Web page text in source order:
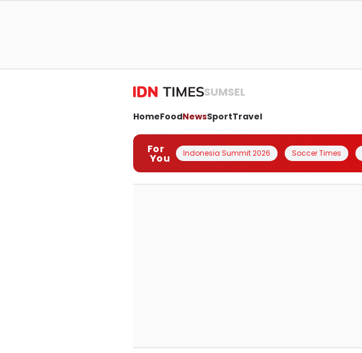
SUMSEL
HomeFoodNewsSportTravel
For
You Indonesia Summit 2026 Soccer Times